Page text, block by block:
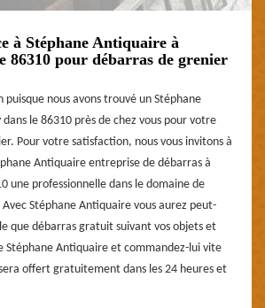
à Stéphane Antiquaire à
86310 pour débarras de grenier
puisque nous avons trouvé un Stéphane
le 86310 près de chez vous pour votre
Pour votre satisfaction, nous vous invitons à
Antiquaire entreprise de débarras à
une professionnelle dans le domaine de
Stéphane Antiquaire vous aurez peut-
que débarras gratuit suivant vos objets et
Stéphane Antiquaire et commandez-lui vite
offert gratuitement dans les 24 heures et